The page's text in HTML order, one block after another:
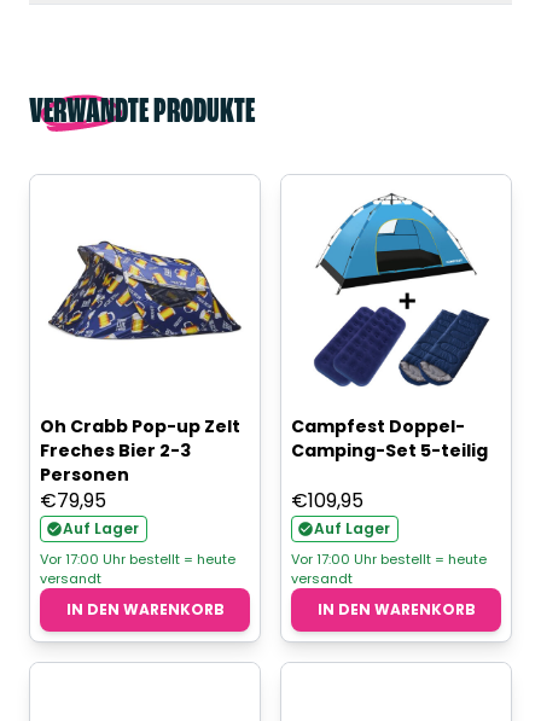
VERWANDTE PRODUKTE
Oh Crabb Pop-up Zelt
Freches Bier 2-3
Personen
€79,95
Auf Lager
Vor 17:00 Uhr bestellt = heute
versandt
IN DEN WARENKORB
Campfest Doppel-
Camping-Set 5-teilig
€109,95
Auf Lager
Vor 17:00 Uhr bestellt = heute
versandt
IN DEN WARENKORB